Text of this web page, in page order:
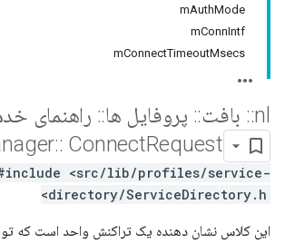
mAuthMode
mConnIntf
mConnectTimeoutMsecs
nl
:: بافت:: پروفایل ها:: راهنمای
:: ConnectRequest
<src/lib/profiles/service-
directory/ServiceDirectory.h>
این کلاس نشان دهنده یک تراکنش واحد است که